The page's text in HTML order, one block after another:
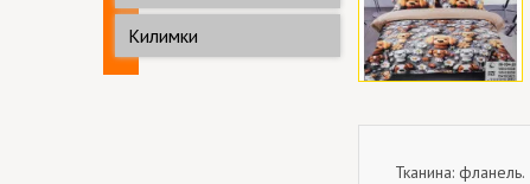
Килимки
Тканина: фланель.